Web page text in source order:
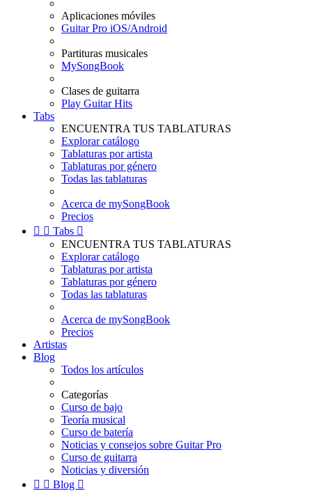
Aplicaciones móviles
Guitar Pro iOS/Android
Partituras musicales
MySongBook
Clases de guitarra
Play Guitar Hits
Tabs
ENCUENTRA TUS TABLATURAS
Explorar catálogo
Tablaturas por artista
Tablaturas por género
Todas las tablaturas
Acerca de mySongBook
Precios
  Tabs 
ENCUENTRA TUS TABLATURAS
Explorar catálogo
Tablaturas por artista
Tablaturas por género
Todas las tablaturas
Acerca de mySongBook
Precios
Artistas
Blog
Todos los artículos
Categorías
Curso de bajo
Teoría musical
Curso de batería
Noticias y consejos sobre Guitar Pro
Curso de guitarra
Noticias y diversión
  Blog 